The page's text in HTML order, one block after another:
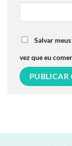
Salvar
vez que eu